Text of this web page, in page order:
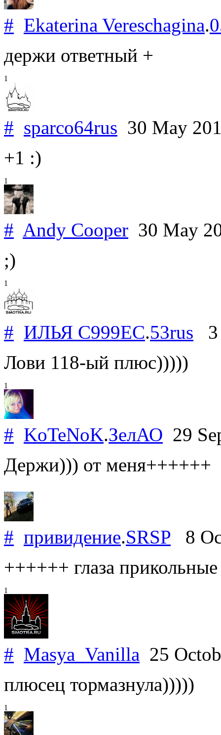
# Ekaterina Vereschagina.
держи ответный +
1
# sparco64rus 30 May
+1 :)
1
# Andy Cooper 30 May
;)
1
# ИЛЬЯ С999ЕС.53rus 3
Лови 118-ый плюс)))))
1
# KoTeNoK.ЗелАО 29
Держи))) от меня++++++
# привидение.SRSP 8
++++++ глаза прикольные
1
# Masya_Vanilla 25
плюсец тормазнула)))))
1